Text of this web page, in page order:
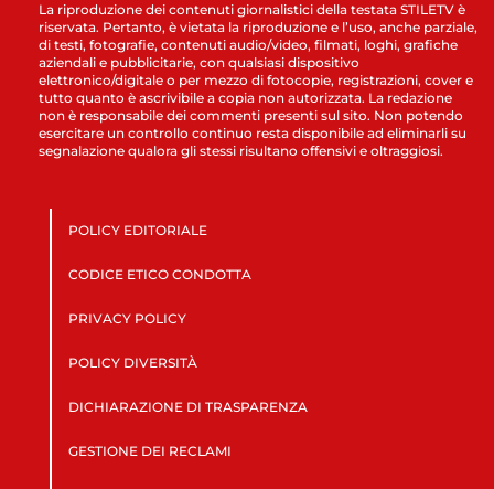
La riproduzione dei contenuti giornalistici della testata STILETV è
riservata. Pertanto, è vietata la riproduzione e l’uso, anche parziale,
di testi, fotografie, contenuti audio/video, filmati, loghi, grafiche
aziendali e pubblicitarie, con qualsiasi dispositivo
elettronico/digitale o per mezzo di fotocopie, registrazioni, cover e
tutto quanto è ascrivibile a copia non autorizzata. La redazione
non è responsabile dei commenti presenti sul sito. Non potendo
esercitare un controllo continuo resta disponibile ad eliminarli su
segnalazione qualora gli stessi risultano offensivi e oltraggiosi.
POLICY EDITORIALE
CODICE ETICO CONDOTTA
PRIVACY POLICY
POLICY DIVERSITÀ
DICHIARAZIONE DI TRASPARENZA
GESTIONE DEI RECLAMI